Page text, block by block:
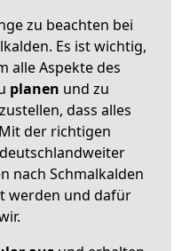
zu beachten bei
Es ist wichtig,
alle Aspekte des
planen und zu
dass alles
der richtigen
nach Schmalkalden
werden und dafür